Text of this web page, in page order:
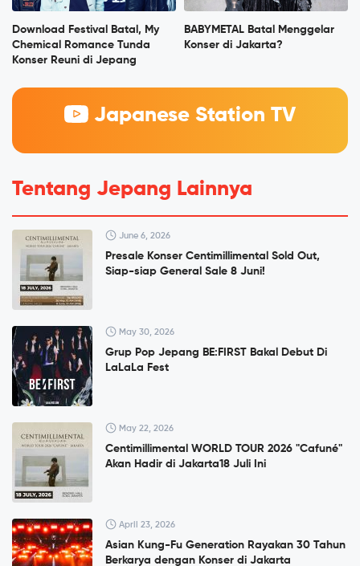
Download Festival Batal, My
Chemical Romance Tunda
Konser Reuni di Jepang
BABYMETAL Batal Menggelar
Konser di Jakarta?
Japanese Station TV
Tentang Jepang Lainnya
June 6, 2026
Presale Konser Centimillimental Sold Out,
Siap-siap General Sale 8 Juni!
May 30, 2026
Grup Pop Jepang BE:FIRST Bakal Debut Di
LaLaLa Fest
May 22, 2026
Centimillimental WORLD TOUR 2026 "Cafuné"
Akan Hadir di Jakarta18 Juli Ini
April 23, 2026
Asian Kung-Fu Generation Rayakan 30 Tahun
Berkarya dengan Konser di Jakarta